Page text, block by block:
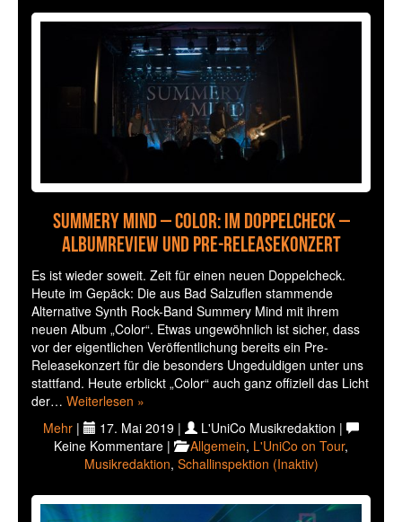
Summery Mind – Color: Im Doppelcheck –
Albumreview und Pre-Releasekonzert
Es ist wieder soweit. Zeit für einen neuen Doppelcheck.
Heute im Gepäck: Die aus Bad Salzuflen stammende
Alternative Synth Rock-Band Summery Mind mit ihrem
neuen Album „Color“. Etwas ungewöhnlich ist sicher, dass
vor der eigentlichen Veröffentlichung bereits ein Pre-
Releasekonzert für die besonders Ungeduldigen unter uns
stattfand. Heute erblickt „Color“ auch ganz offiziell das Licht
der… Weiterlesen »
Mehr | 17. Mai 2019 |
L'UniCo Musikredaktion |
Keine Kommentare |
Allgemein, L'UniCo on Tour,
Musikredaktion, Schallinspektion (Inaktiv)